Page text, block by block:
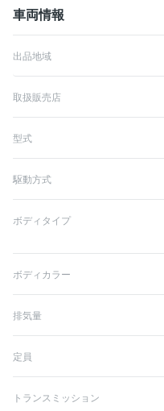
車両情報
出品地域
取扱販売店
型式
駆動方式
ボディタイプ
ボディカラー
排気量
定員
トランスミッション